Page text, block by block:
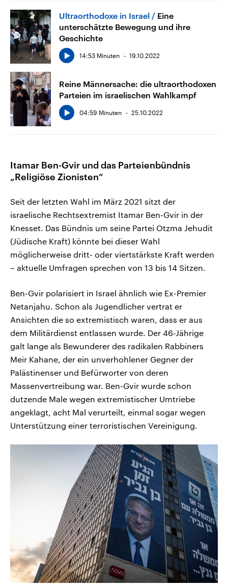
Ultraorthodoxe in Israel
Eine
unterschätzte Bewegung und ihre
Geschichte
14:53 Minuten 19.10.2022
Reine Männersache: die ultraorthodoxen
Parteien im israelischen Wahlkampf
04:59 Minuten 25.10.2022
Itamar Ben-Gvir und das Parteienbündnis
„Religiöse Zionisten“
Seit der letzten Wahl im März 2021 sitzt der
israelische Rechtsextremist Itamar Ben-Gvir in der
Knesset. Das Bündnis um seine Partei Otzma Jehudit
(Jüdische Kraft) könnte bei dieser Wahl
möglicherweise dritt- oder viertstärkste Kraft werden
– aktuelle Umfragen sprechen von 13 bis 14 Sitzen.
Ben-Gvir polarisiert in Israel ähnlich wie Ex-Premier
Netanjahu. Schon als Jugendlicher vertrat er
Ansichten die so extremistisch waren, dass er aus
dem Militärdienst entlassen wurde. Der 46-Jährige
galt lange als Bewunderer des radikalen Rabbiners
Meir Kahane, der ein unverhohlener Gegner der
Palästinenser und Befürworter von deren
Massenvertreibung war. Ben-Gvir wurde schon
dutzende Male wegen extremistischer Umtriebe
angeklagt, acht Mal verurteilt, einmal sogar wegen
Unterstützung einer terroristischen Vereinigung.